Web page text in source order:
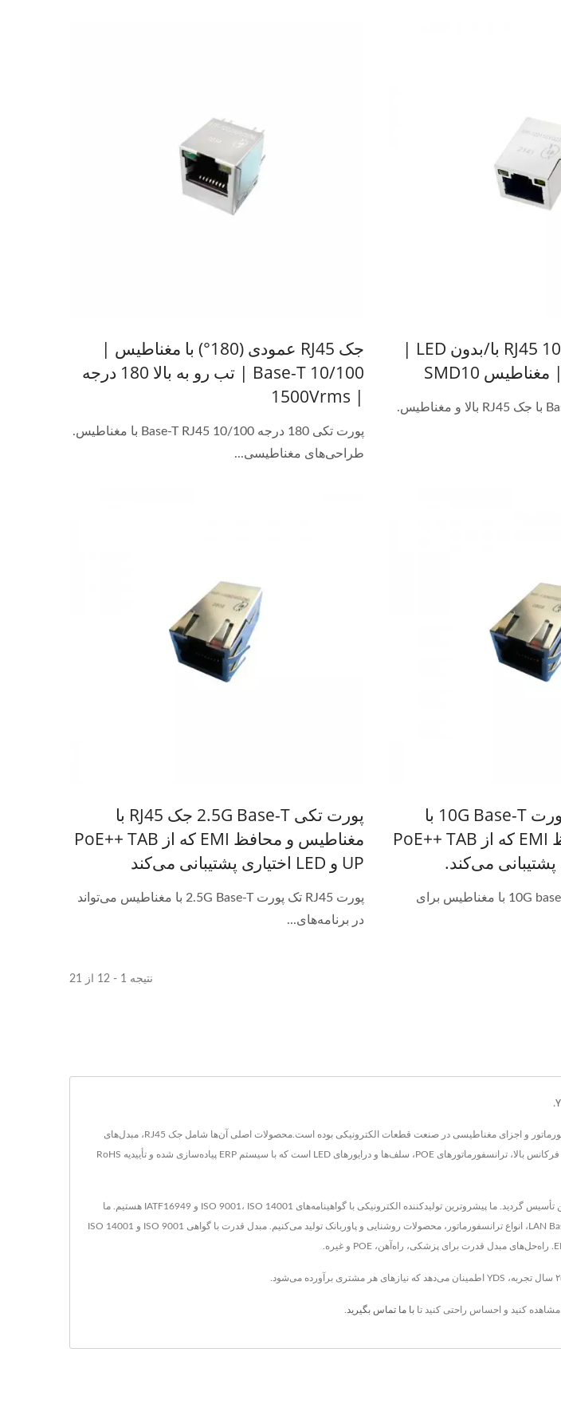
جک RJ45 10/100 Base-T با/بدون LED |
پورت تکی 10/100 Base-T با جک RJ45 بالا و مغناطیس.
جک RJ45 عمودی (180°) با مغناطیس |
10/100 Base-T | تب رو به بالا 180 درجه
| 1500Vrms
پورت تکی 180 درجه 10/100 Base-T RJ45 با مغناطیس.
طراحی‌های مغناطیسی...
کانکتور RJ45 تک پورت 10G Base-T با
مغناطیس و محافظ EMI که از PoE++ TAB
پورت RJ45 تک پورت 10G base-T با مغناطیس برای
پورت تکی 2.5G Base-T جک RJ45 با
مغناطیس و محافظ EMI که از PoE++ TAB
UP و LED اختیاری پشتیبانی می‌کند
پورت RJ45 تک پورت 2.5G Base-T با مغناطیس می‌تواند
در برنامه‌های...
نتیجه 1 - 12 از 21
از سال 1990 در تایوان مستقر است، YUAN DEAN SCIENTIFIC CO., LTD. تولیدکننده مبدل‌های برق، ترانسفورماتور و اجزای مغناطیسی در صنعت قطعات الکترونیکی بوده است.محصولات اصلی آن‌ها شامل جک RJ45، مبدل‌های
DC-DC، مبدل‌های AC-DC، مغناطیس‌های RJ45، ترانسفورماتورهای مبدل، فیلترهای LAN، ترانسفورماتورهای فرکانس بالا، ترانسفورماتورهای POE، سلف‌ها و درایورهای LED است که با سیستم ERP پیاده‌سازی شده و تأییدیه RoHS
YDS در سال 1990 در تاینان، تایوان تأسیس شد و کارخانه ما، الکترونیک هو مائو، در سال 1995 در شیامن، چین تأسیس گردید. ما پیشروترین تولیدکننده الکترونیکی با گواهینامه‌های ISO 9001، ISO 14001 و IATF16949 هستیم. ما
محصولات مختلفی مانند مبدل DC/DC، مبدل AC/DC، RJ45 با مغناطیس، فیلتر LAN Base-T 10/100/1G/2.5G/10G، انواع ترانسفورماتور، محصولات روشنایی و پاوربانک تولید می‌کنیم. مبدل قدرت با گواهی ISO 9001 و ISO 14001
مشاهده کنید و احساس راحتی کنید تا با ما تماس بگیرید